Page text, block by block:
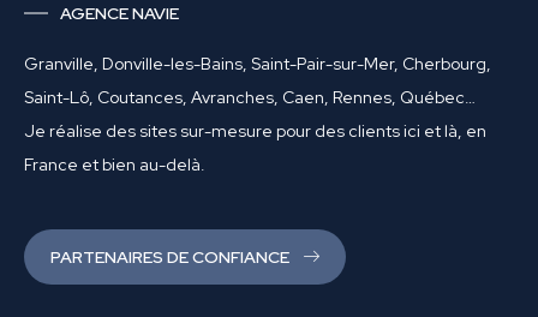
AGENCE NAVIE
Granville, Donville-les-Bains, Saint-Pair-sur-Mer, Cherbourg,
Saint-Lô, Coutances, Avranches, Caen, Rennes, Québec…
Je réalise des sites sur-mesure pour des clients ici et là, en
France et bien au-delà.
PARTENAIRES DE CONFIANCE